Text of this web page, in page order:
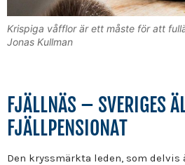
Krispiga våfflor är ett måste för att
Jonas Kullman
FJÄLLNÄS – SVERIGES
FJÄLLPENSIONAT
Den kryssmärkta leden, som delvis